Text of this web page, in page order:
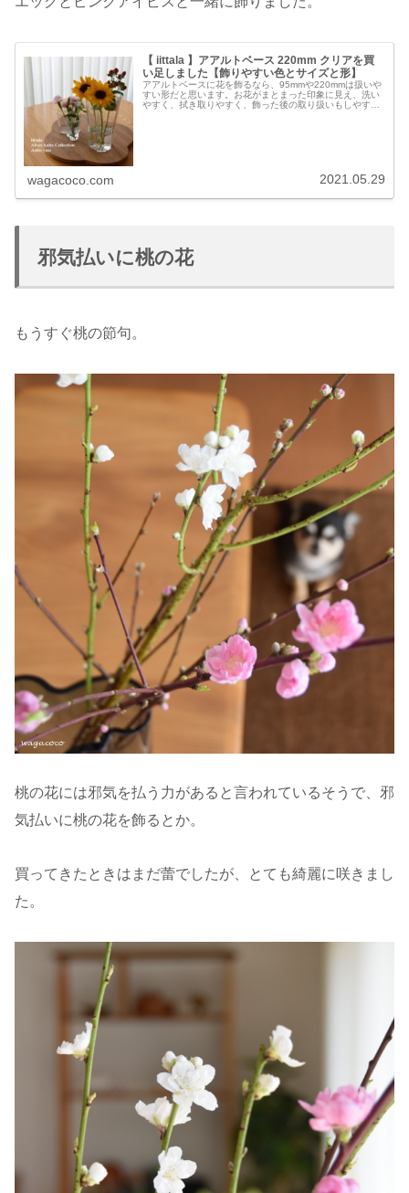
【 iittala 】アアルトベース 220mm クリアを買
い足しました【飾りやすい色とサイズと形】
アアルトベースに花を飾るなら、95mmや220mmは扱いや
すい形だと思います。お花がまとまった印象に見え、洗い
やすく、拭き取りやすく、飾った後の取り扱いもしやす
wagacoco.com 2021.05.29
邪気払いに桃の花
もうすぐ桃の節句。
桃の花には邪気を払う力があると言われているそうで、邪
気払いに桃の花を飾るとか。
買ってきたときはまだ蕾でしたが、とても綺麗に咲きまし
た。